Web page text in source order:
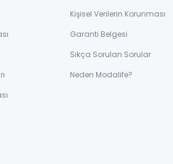
Kişisel Verilerin Korunması
Garanti Belgesi
Sıkça Sorulan Sorular
Neden Modalife?